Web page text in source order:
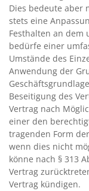
Dies bedeute aber
stets eine
Festhalten an dem
bedürfe einer
Umstände des
Anwendung der
Beseitigung des
Vertrag nach
einer den
tragenden Form
wenn dies nicht
könne nach § 313
Vertrag
Vertrag kündigen.